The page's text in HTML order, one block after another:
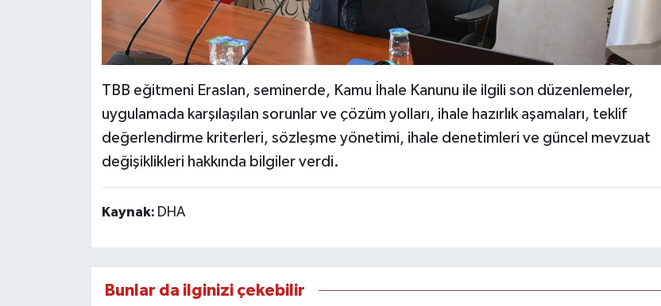
TBB eğitmeni Eraslan, seminerde, Kamu İhale Kanunu ile ilgili son düzenlemeler,
uygulamada karşılaşılan sorunlar ve çözüm yolları, ihale hazırlık aşamaları, teklif
değerlendirme kriterleri, sözleşme yönetimi, ihale denetimleri ve güncel mevzuat
değişiklikleri hakkında bilgiler verdi.
Kaynak: DHA
Bunlar da ilginizi çekebilir